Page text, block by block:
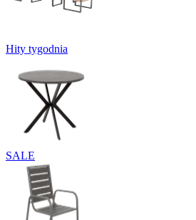
Hity tygodnia
SALE